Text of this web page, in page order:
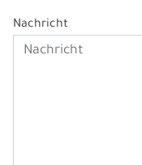
Nachricht